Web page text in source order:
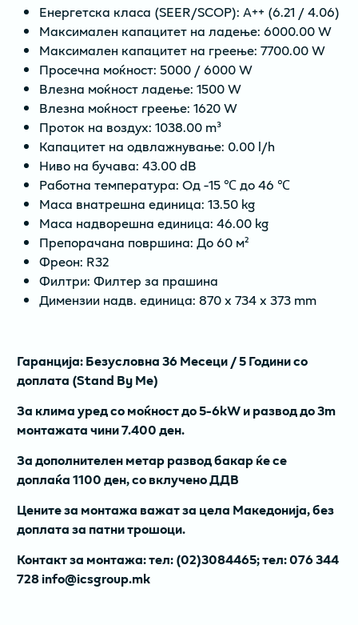
Енергетска класа (SEER/SCOP): A++ (6.21 / 4.06)
Максимален капацитет на ладење: 6000.00 W
Максимален капацитет на греење: 7700.00 W
Просечна моќност: 5000 / 6000 W
Влезна моќност ладење: 1500 W
Влезна моќност греење: 1620 W
Проток на воздух: 1038.00 m³
Капацитет на одвлажнување: 0.00 l/h
Ниво на бучава: 43.00 dB
Работна температура: Од -15 ℃ до 46 ℃
Маса внатрешна единица: 13.50 kg
Маса надворешна единица: 46.00 kg
Препорачана површина: До 60 м²
Фреон: R32
Филтри: Филтер за прашина
Димензии надв. единица: 870 x 734 x 373 mm
Гаранција: Безусловна 36 Месеци / 5 Години со
доплата (Stand By Me)
За клима уред со моќност до 5-6kW и развод до 3m
монтажата чини 7.400 ден.
За дополнителен метар развод бакар ќе се
доплаќа 1100 ден, со вклучено ДДВ
Цените за монтажа важат за цела Македонија, без
доплата за патни трошоци.
Контакт за монтажа: тел: (02)3084465; тел: 076 344
728 info@icsgroup.mk